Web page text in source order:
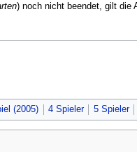
) noch nicht beendet, gilt die
(2005) 4 Spieler 5 Spieler